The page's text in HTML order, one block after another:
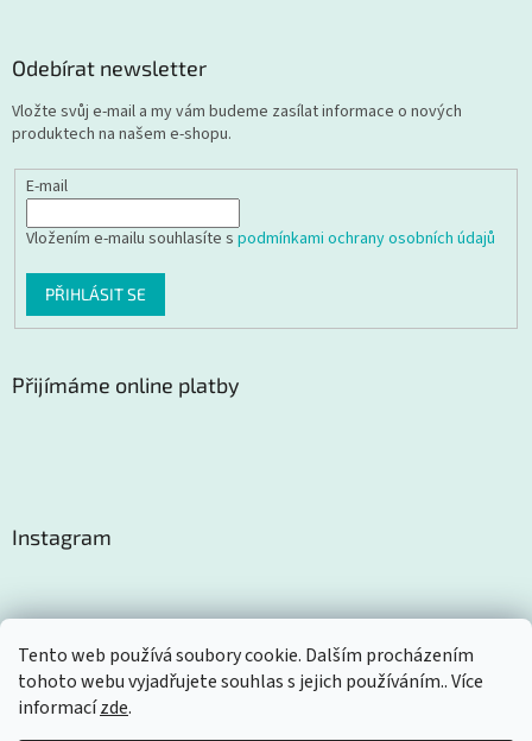
Tento web používá soubory cookie. Dalším procházením
tohoto webu vyjadřujete souhlas s jejich používáním.. Více
informacízde.
Odebírat newsletter
Vložte svůj e-mail a my vám budeme zasílat informace o nových
produktech na našem e-shopu.
E-mail
Vložením e-mailu souhlasíte s podmínkami ochrany osobních údajů
PŘIHLÁSIT SE
Přijímáme online platby
Instagram
Sledovat na Instagramu